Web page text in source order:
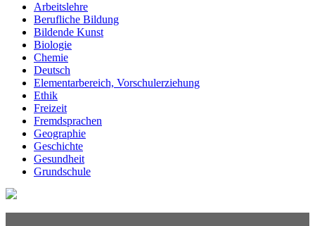
Arbeitslehre
Berufliche Bildung
Bildende Kunst
Biologie
Chemie
Deutsch
Elementarbereich, Vorschulerziehung
Ethik
Freizeit
Fremdsprachen
Geographie
Geschichte
Gesundheit
Grundschule